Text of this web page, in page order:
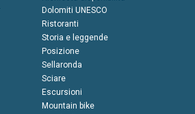
Dolomiti UNESCO
Ristoranti
Storia e leggende
Posizione
Sellaronda
Sciare
Escursioni
Mountain bike